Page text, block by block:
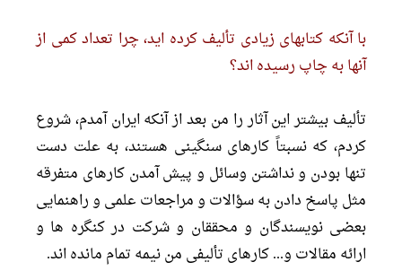
با آنکه کتابهاى زیادى تألیف کرده اید، چرا تعداد کمى از
آنها به چاپ رسیده اند؟
تألیف بیشتر این آثار را من بعد از آنکه ایران آمدم، شروع
کردم، که نسبتاً کارهاى سنگینى هستند، به علت دست
تنها بودن و نداشتن وسائل و پیش آمدن کارهاى متفرقه
مثل پاسخ دادن به سؤالات و مراجعات علمى و راهنمایى
بعضى نویسندگان و محققان و شرکت در کنگره ها و
ارائه مقالات و... کارهاى تألیفى من نیمه تمام مانده اند.